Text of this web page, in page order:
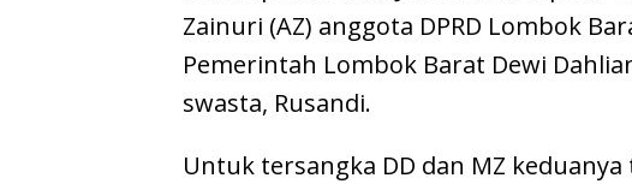
Zainuri (AZ) anggota DPRD Lombok
Pemerintah Lombok Barat Dewi
swasta, Rusandi.
Untuk tersangka DD dan MZ